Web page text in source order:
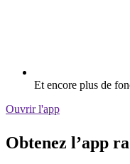
Et encore plus de
Ouvrir l'app
Obtenez l’app